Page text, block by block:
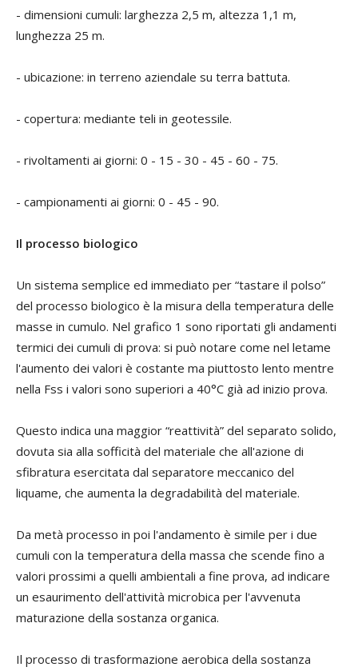
- dimensioni cumuli: larghezza 2,5 m, altezza 1,1 m,
lunghezza 25 m.
- ubicazione: in terreno aziendale su terra battuta.
- copertura: mediante teli in geotessile.
- rivoltamenti ai giorni: 0 - 15 - 30 - 45 - 60 - 75.
- campionamenti ai giorni: 0 - 45 - 90.
Il processo biologico
Un sistema semplice ed immediato per “tastare il polso”
del processo biologico è la misura della temperatura delle
masse in cumulo. Nel grafico 1 sono riportati gli andamenti
termici dei cumuli di prova: si può notare come nel letame
l'aumento dei valori è costante ma piuttosto lento mentre
nella Fss i valori sono superiori a 40°C già ad inizio prova.
Questo indica una maggior “reattività” del separato solido,
dovuta sia alla sofficità del materiale che all'azione di
sfibratura esercitata dal separatore meccanico del
liquame, che aumenta la degradabilità del materiale.
Da metà processo in poi l'andamento è simile per i due
cumuli con la temperatura della massa che scende fino a
valori prossimi a quelli ambientali a fine prova, ad indicare
un esaurimento dell'attività microbica per l'avvenuta
maturazione della sostanza organica.
Il processo di trasformazione aerobica della sostanza